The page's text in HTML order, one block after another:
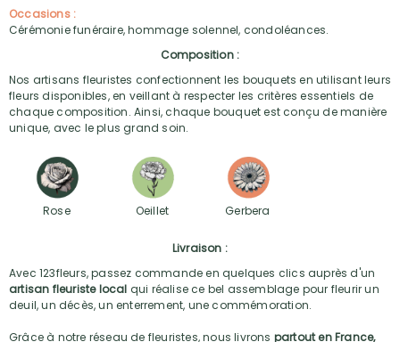
Occasions :
Cérémonie funéraire, hommage solennel, condoléances.
Composition :
Nos artisans fleuristes confectionnent les bouquets en utilisant leurs
fleurs disponibles, en veillant à respecter les critères essentiels de
chaque composition. Ainsi, chaque bouquet est conçu de manière
unique, avec le plus grand soin.
Rose Oeillet Gerbera
Livraison :
Avec 123fleurs, passez commande en quelques clics auprès d'un
artisan fleuriste local qui réalise ce bel assemblage pour fleurir un
deuil, un décès, un enterrement, une commémoration.
Grâce à notre réseau de fleuristes, nous livrons partout en France,